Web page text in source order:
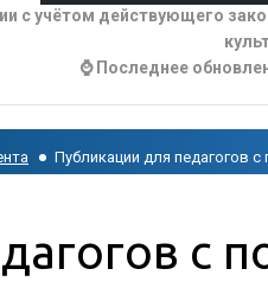
с учётом действующего
⌚ Последнее
Публикации для педагогов с
с